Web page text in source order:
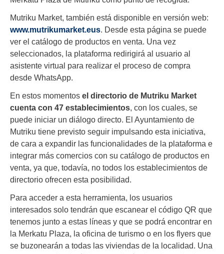
Mutriku Market, también está disponible en versión web:
www.mutrikumarket.eus. Desde esta página se puede
ver el catálogo de productos en venta. Una vez
seleccionados, la plataforma redirigirá al usuario al
asistente virtual para realizar el proceso de compra
desde WhatsApp.
En estos momentos el directorio de Mutriku Market
cuenta con 47 establecimientos, con los cuales, se
puede iniciar un diálogo directo. El Ayuntamiento de
Mutriku tiene previsto seguir impulsando esta iniciativa,
de cara a expandir las funcionalidades de la plataforma e
integrar más comercios con su catálogo de productos en
venta, ya que, todavía, no todos los establecimientos de
directorio ofrecen esta posibilidad.
Para acceder a esta herramienta, los usuarios
interesados solo tendrán que escanear el código QR que
tenemos junto a estas líneas y que se podrá encontrar en
la Merkatu Plaza, la oficina de turismo o en los flyers que
se buzonearán a todas las viviendas de la localidad. Una